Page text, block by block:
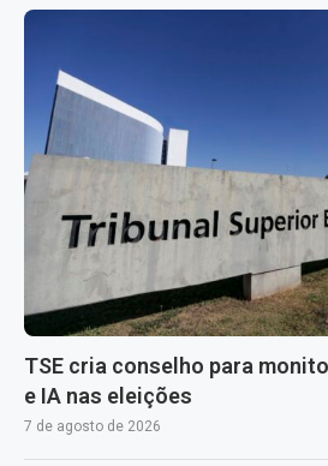
TSE cria conselho para
e IA nas eleições
7 de agosto de 2026